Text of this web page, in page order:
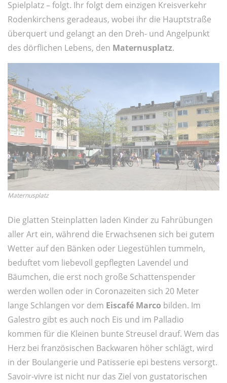
Spielplatz – folgt. Ihr folgt dem einzigen Kreisverkehr
Rodenkirchens geradeaus, wobei ihr die Hauptstraße
überquert und gelangt an den Dreh- und Angelpunkt
des dörflichen Lebens, den Maternusplatz.
Maternusplatz
Die glatten Steinplatten laden Kinder zu Fahrübungen
aller Art ein, während die Erwachsenen sich bei gutem
Wetter auf den Bänken oder Liegestühlen tummeln,
beduftet vom liebevoll gepflegten Lavendel und
Bäumchen, die erst noch große Schattenspender
werden wollen oder in Coronazeiten sich 20 Meter
lange Schlangen vor dem Eiscafé Marco bilden. Im
Galestro gibt es auch noch Eis und im Palladio
kommen für die Kleinen bunte Streusel drauf. Wem das
Herz bei französischen Backwaren höher schlägt, wird
in der Boulangerie und Patisserie epi bestens versorgt.
Savoir-vivre ist nicht nur das Ziel von gustatorischen